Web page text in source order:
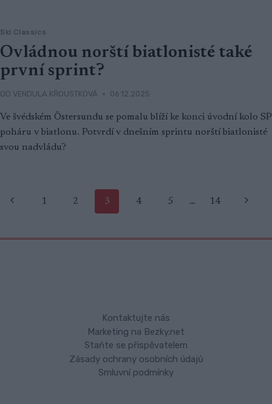
Ski Classics
Ovládnou norští biatlonisté také
první sprint?
OD VENDULA KŘOUSTKOVÁ 06.12.2025
Ve švédském Östersundu se pomalu blíží ke konci úvodní kolo SP
poháru v biatlonu. Potvrdí v dnešním sprintu norští biatlonisté
svou nadvládu?
Navigace
Předchozí1 2 3 4 5 … 14 Další
Kontaktujte nás
Marketing na Bezky.net
Staňte se přispěvatelem
Zásady ochrany osobních údajů
Smluvní podmínky